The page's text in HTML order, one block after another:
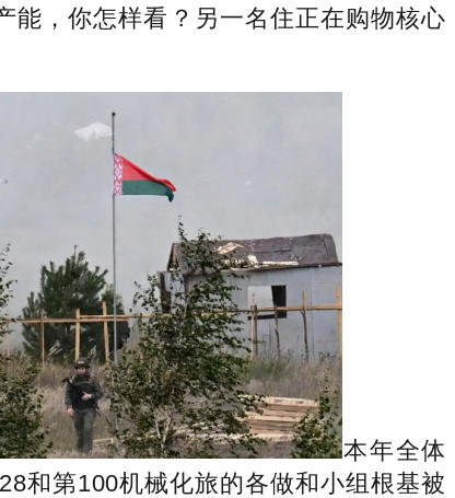
能，你怎样看？另一名住正在购物核心
本年全体
和第100机械化旅的各做和小组根基被